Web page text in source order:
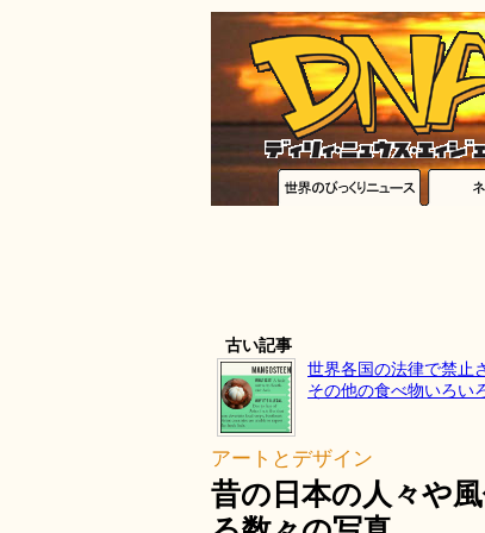
古い記事
世界各国の法律で禁止
その他の食べ物いろい
アートとデザイン
昔の日本の人々や